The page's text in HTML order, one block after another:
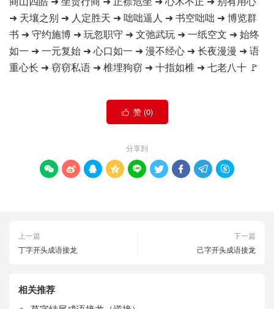
➜ 天壤之别 ➜ 人定胜天 ➜ 咄咄逼人 ➜ 书空咄咄 ➜ 博览群
书 ➜ 守约施博 ➜ 玩忽职守 ➜ 文弛武玩 ➜ 一纸空文 ➜ 始终
如一 ➜ 一元复始 ➜ 心口如一 ➜ 漫不经心 ➜ 长夜漫漫 ➜ 语
重心长 ➜ 窃窃私语 ➜ 椎埋狗窃 ➜ 十指如椎 ➜ 七老八十 🚩
 赞 (0)
分享到
        
上一篇
丁字开头成语接龙
下一篇
己字开头成语接龙
相关推荐